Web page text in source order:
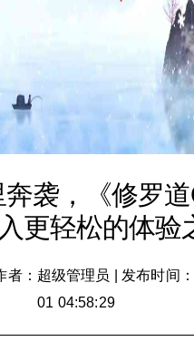
袭，《修罗道
更轻松的体验
者：超级管理员
发布时间
01 04:58:29